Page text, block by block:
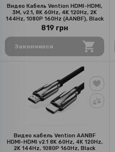
Видео Кабель Vention HDMI-HDMI,
3M, v2.1, 8K 60Hz, 4K 120Hz, 2K
144Hz, 1080P 160Hz (AANBF), Black
819 грн
Закончился
Видео кабель Vention AANBF
HDMI-HDMI v2.1 8K 60Hz, 4K 120Hz,
2K 144Hz, 1080P 160Hz, Black